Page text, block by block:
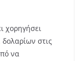
χορηγήσει
δολαρίων στις
να